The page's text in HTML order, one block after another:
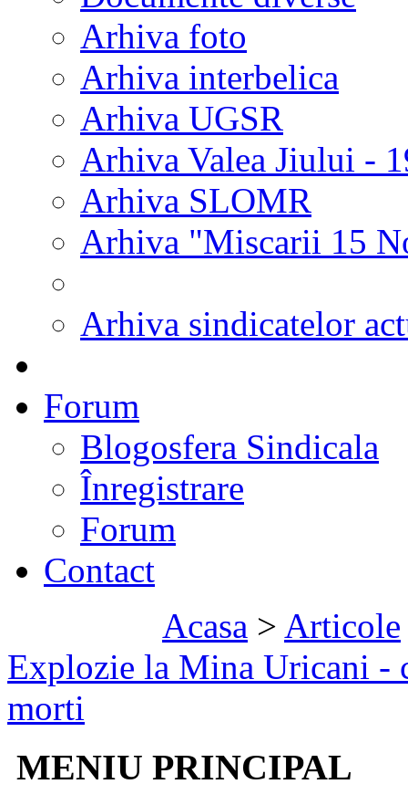
Arhiva foto
Arhiva interbelica
Arhiva UGSR
Arhiva Valea Jiului -
Arhiva SLOMR
Arhiva "Miscarii 15
Arhiva sindicatelor
Forum
Blogosfera Sindicala
Înregistrare
Forum
Contact
Acasa > Articole
Explozie la Mina Uricani -
morti
MENIU PRINCIPAL